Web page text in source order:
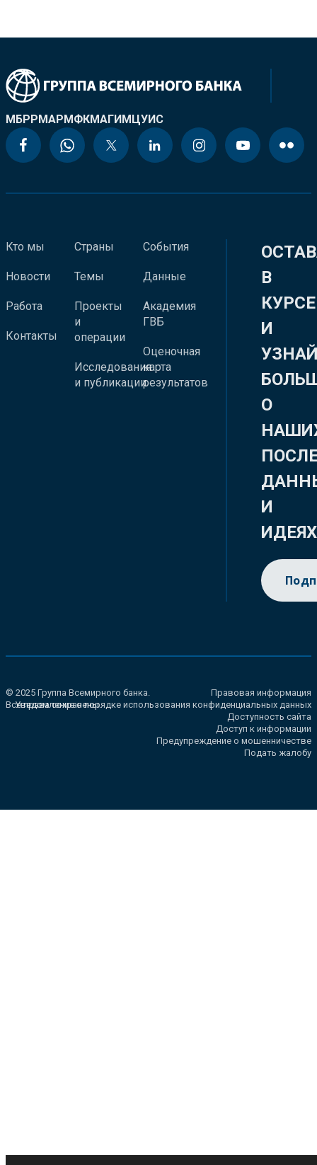
МБРРМАРМФКМАГИМЦУИС
Кто мы
Новости
Работа
Контакты
Страны
Темы
Проекты
и
операции
Исследования
и публикации
События
Данные
Академия
ГВБ
Оценочная
карта
результатов
В
КУРСЕ
И
О
И
ИДЕЯХ
© 2025 Группа Всемирного банка.
Все права сохранены.
Правовая информация
Уведомление о порядке использования конфиденциальных данных
Доступность сайта
Доступ к информации
Предупреждение о мошенничестве
Подать жалобу